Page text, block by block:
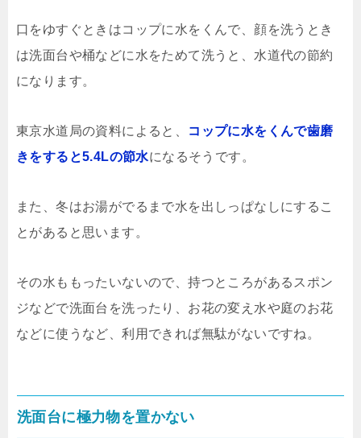
口をゆすぐときはコップに水をくんで、顔を洗うとき
は洗面台や桶などに水をためて洗うと、水道代の節約
になります。
東京水道局の資料によると、
コップに水をくんで歯磨
きをすると5.4Lの節水になるそうです。
また、冬はお湯がでるまで水を出しっぱなしにするこ
とがあると思います。
その水ももったいないので、持つところがあるスポン
ジなどで洗面台を洗ったり、お花の変え水や庭のお花
などに使うなど、利用できれば無駄がないですね。
洗面台に極力物を置かない